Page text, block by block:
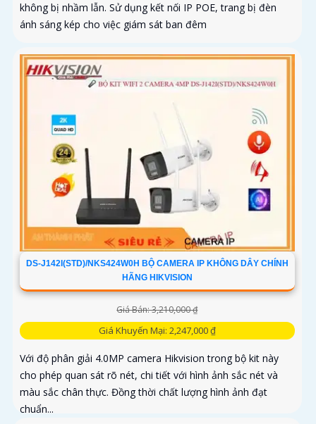
không bị nhầm lẫn. Sử dụng kết nối IP POE, trang bị đèn
ánh sáng kép cho việc giám sát ban đêm
DS-J142I(STD)/NKS424W0H BỘ CAMERA IP KHÔNG DÂY CHÍNH
HÃNG HIKVISION
Giá Bán: 3,210,000 ₫
Giá Khuyến Mại: 2,247,000 ₫
Với độ phân giải 4.0MP camera Hikvision trong bộ kit này
cho phép quan sát rõ nét, chi tiết với hình ảnh sắc nét và
màu sắc chân thực. Đồng thời chất lượng hình ảnh đạt
chuẩn...